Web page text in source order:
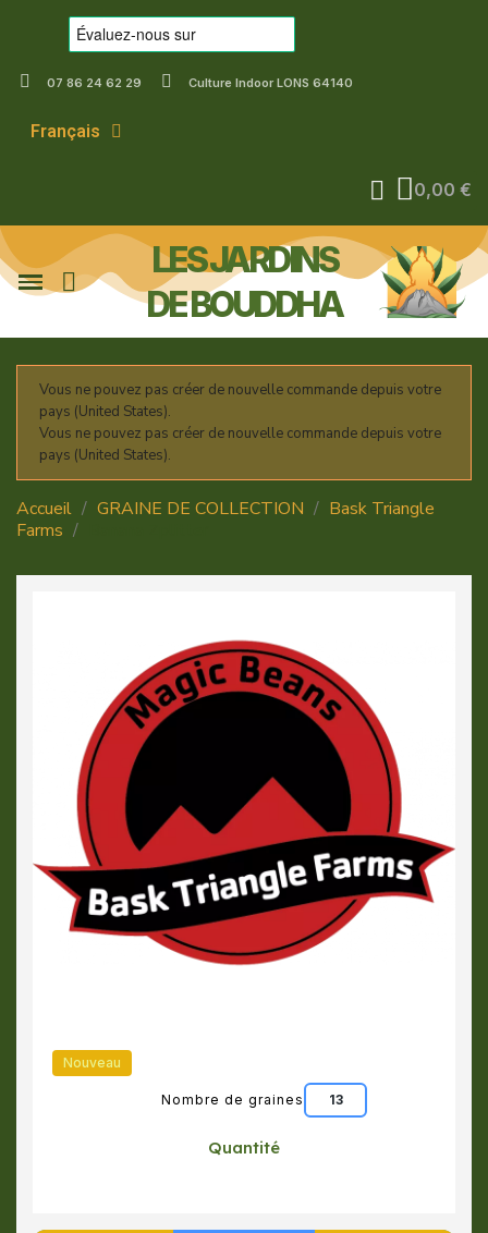
07 86 24 62 29 Culture Indoor LONS 64140
Français
0,00 €
LES JARDINS
DE BOUDDHA
Vous ne pouvez pas créer de nouvelle commande depuis votre
pays (United States).
Vous ne pouvez pas créer de nouvelle commande depuis votre
pays (United States).
Accueil GRAINE DE COLLECTION
Bask Triangle
Farms
Nouveau
Nombre de graines 13
Quantité